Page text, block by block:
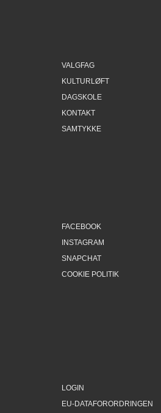
VALGFAG
KULTURLØFT
DAGSKOLE
KONTAKT
SAMTYKKE
FACEBOOK
INSTAGRAM
SNAPCHAT
COOKIE POLITIK
LOGIN
EU-DATAFORORDRINGEN